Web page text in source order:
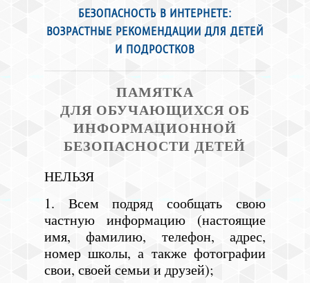
БЕЗОПАСНОСТЬ В ИНТЕРНЕТЕ:
ВОЗРАСТНЫЕ РЕКОМЕНДАЦИИ ДЛЯ ДЕТЕЙ
И ПОДРОСТКОВ
ПАМЯТКА
ДЛЯ ОБУЧАЮЩИХСЯ ОБ
ИНФОРМАЦИОННОЙ
БЕЗОПАСНОСТИ ДЕТЕЙ
НЕЛЬЗЯ
1. Всем подряд сообщать свою
частную информацию (настоящие
имя, фамилию, телефон, адрес,
номер школы, а также фотографии
свои, своей семьи и друзей);